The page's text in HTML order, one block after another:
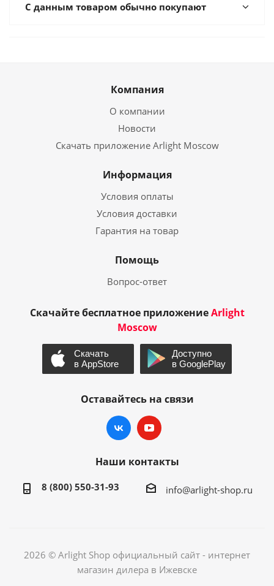
С данным товаром обычно покупают
Компания
О компании
Новости
Скачать приложение Arlight Moscow
Информация
Условия оплаты
Условия доставки
Гарантия на товар
Помощь
Вопрос-ответ
Скачайте бесплатное приложениеArlight
Moscow
Оставайтесь на связи
Наши контакты
8 (800) 550-31-93 info@arlight-shop.ru
2026 © Arlight Shop официальный сайт - интернет
магазин дилера в Ижевске